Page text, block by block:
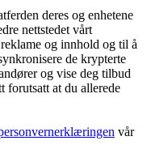
deres og enhetene
nettstedet vårt
og innhold og til å
de krypterte
og vise deg tilbud
forutsatt at du allerede
vår